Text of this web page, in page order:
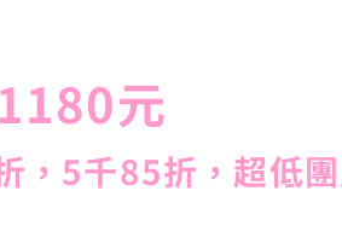
元
，5千85折，超低